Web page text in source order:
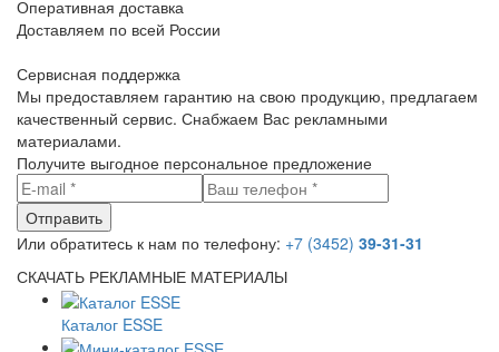
Оперативная доставка
Доставляем по всей России
Сервисная поддержка
Мы предоставляем гарантию на свою продукцию, предлагаем
качественный сервис. Снабжаем Вас рекламными
материалами.
Получите выгодное персональное предложение
Или обратитесь к нам по телефону: +7 (3452) 39-31-31
СКАЧАТЬ РЕКЛАМНЫЕ МАТЕРИАЛЫ
Каталог ESSE